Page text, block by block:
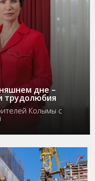
дне –
трудолюбия
Колымы с